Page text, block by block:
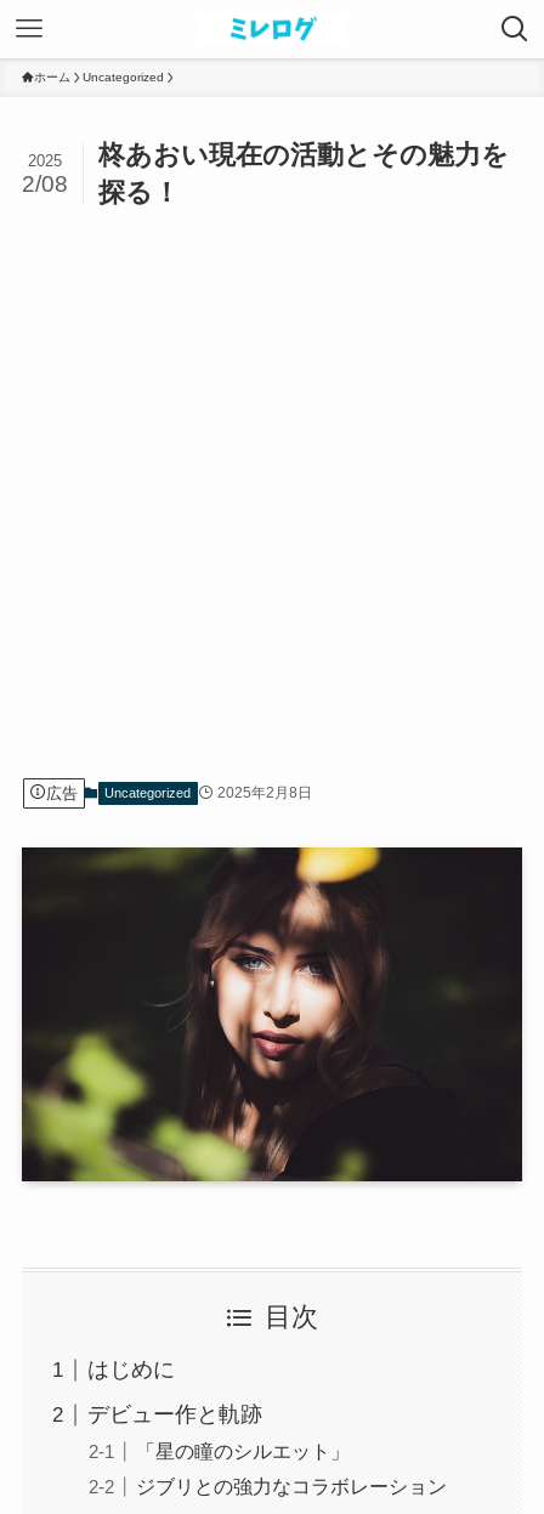
ホーム Uncategorized
柊あおい現在の活動とその魅力を
探る！
2025
2/08
広告 Uncategorized 2025年2月8日
目次
はじめに
デビュー作と軌跡
「星の瞳のシルエット」
ジブリとの強力なコラボレーション